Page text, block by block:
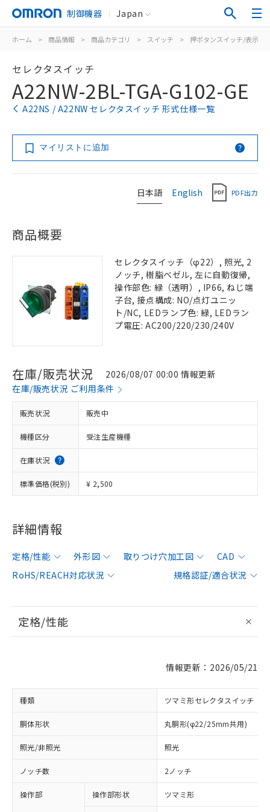
制御機器 Japan
ホーム > 商品情報 > 商品カテゴリ > スイッチ > 押ボタンスイッチ/表示灯
セレクタスイッチ
A22NW-2BL-TGA-G102-GE
A22NS / A22NW セレクタスイッチ 形式仕様一覧
マイリストに追加
日本語 English PDF出力
商品概要
セレクタスイッチ（φ22）, 照光, 2
ノッチ, 樹脂ベゼル, 左に自動復帰,
操作部色: 緑（透明）, IP66, ねじ端
子台, 接点構成: NO/点灯ユニッ
ト/NC, LEDランプ色: 緑, LEDラン
プ電圧: AC200/220/230/240V
在庫/販売状況
2026/08/07 00:00 情報更新
在庫/販売状況 ご利用条件
販売状況 販売中
機種区分 受注生産機種
在庫状況
標準価格(税別) ¥ 2,500
詳細情報
定格/性能 外形図 取りつけ穴加工図
CAD
RoHS/REACH対応状況
規格認証/適合状況
定格/性能
情報更新：2026/05/21
種類 ツマミ形セレクタスイッチ
胴体形状 丸胴形(φ22/25mm共用)
照光/非照光 照光
ノッチ数 2ノッチ
操作部 操作部形状 ツマミ形